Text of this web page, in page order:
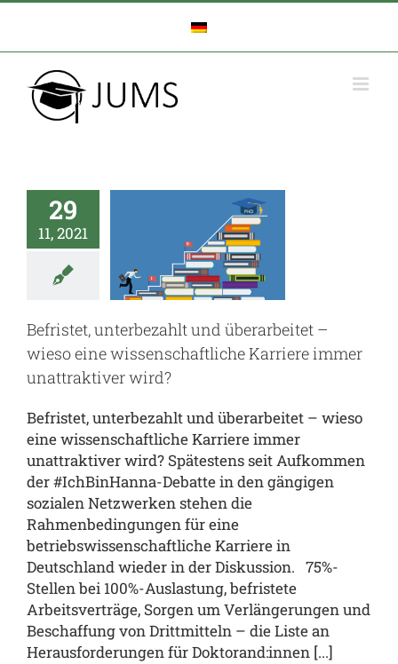
Zum
springen
29
11, 2021
eine
Deine
Deine
Konferenz
Befristet, unterbezahlt und überarbeitet –
wieso eine wissenschaftliche Karriere immer
unattraktiver wird?
Befristet, unterbezahlt und überarbeitet – wieso
eine wissenschaftliche Karriere immer
unattraktiver wird? Spätestens seit Aufkommen
der #IchBinHanna-Debatte in den gängigen
sozialen Netzwerken stehen die
Rahmenbedingungen für eine
betriebswissenschaftliche Karriere in
Deutschland wieder in der Diskussion. 75%-
Stellen bei 100%-Auslastung, befristete
Arbeitsverträge, Sorgen um Verlängerungen und
Beschaffung von Drittmitteln – die Liste an
Herausforderungen für Doktorand:innen [...]